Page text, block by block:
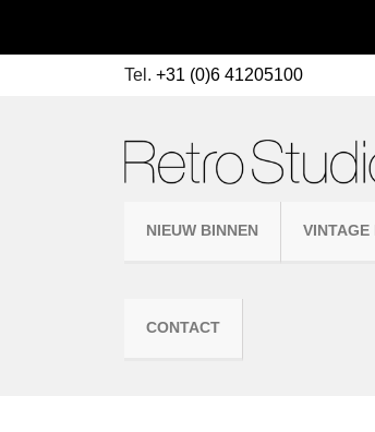
Tel. +31 (0)6 41205100
NIEUW BINNEN VINTAGE
CONTACT